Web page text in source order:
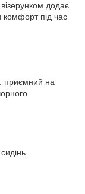
додає
комфорт під час
приємний на